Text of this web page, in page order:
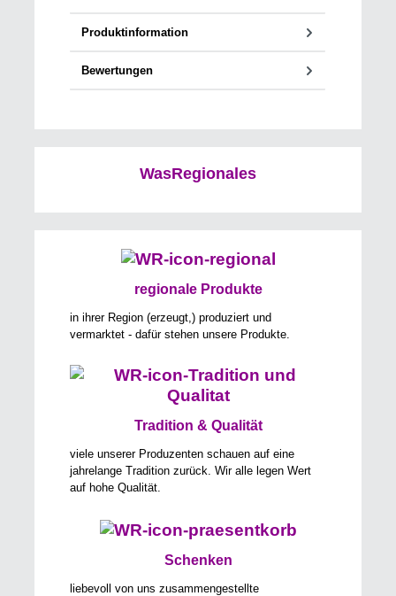
Produktinformation
Bewertungen
WasRegionales
regionale Produkte
in ihrer Region (erzeugt,) produziert und
vermarktet - dafür stehen unsere Produkte.
Tradition & Qualität
viele unserer Produzenten schauen auf eine
jahrelange Tradition zurück. Wir alle legen Wert
auf hohe Qualität.
Schenken
liebevoll von uns zusammengestellte